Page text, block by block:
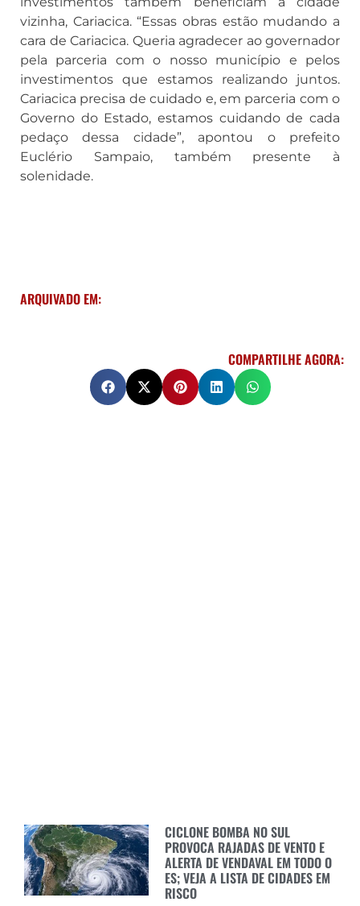
vizinha, Cariacica. “Essas obras estão mudando a
cara de Cariacica. Queria agradecer ao governador
pela parceria com o nosso município e pelos
investimentos que estamos realizando juntos.
Cariacica precisa de cuidado e, em parceria com o
Governo do Estado, estamos cuidando de cada
pedaço dessa cidade”, apontou o prefeito
Euclério Sampaio, também presente à
solenidade.
ARQUIVADO EM:
COMPARTILHE AGORA:
CICLONE BOMBA NO SUL
PROVOCA RAJADAS DE VENTO E
ALERTA DE VENDAVAL EM TODO O
ES; VEJA A LISTA DE CIDADES EM
RISCO